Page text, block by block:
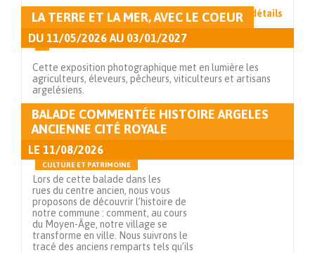
Voir en détails
LA TERRE ET LA MER, AVEC LE COEUR
DU 11/05/2026 AU 03/01/2027
Cette exposition photographique met en lumière les
agriculteurs, éleveurs, pêcheurs, viticulteurs et artisans
argelésiens.
CULTURE ET PATRIMOINE
BALADE COMMENTÉE HISTOIRE ARGELES
ANCIENNE CITÉ ROYALE
LE 11/08/2026
Lors de cette balade dans les
rues du centre ancien, nous vous
proposons de découvrir l’histoire de
notre commune : comment, au cours
du Moyen-Âge, notre village se
transforme en ville. Nous suivrons le
tracé des anciens remparts tels qu’ils